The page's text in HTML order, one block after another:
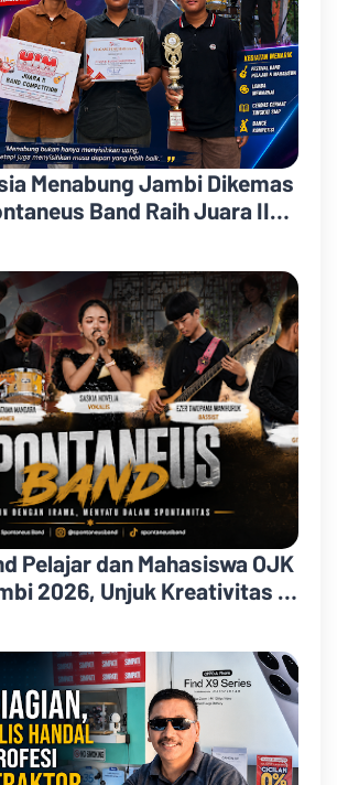
Menabung Jambi Dikemas
Band Raih Juara II
Pelajar dan Mahasiswa
Pelajar dan Mahasiswa OJK
2026, Unjuk Kreativitas di
Budayo, Spontaneus
2